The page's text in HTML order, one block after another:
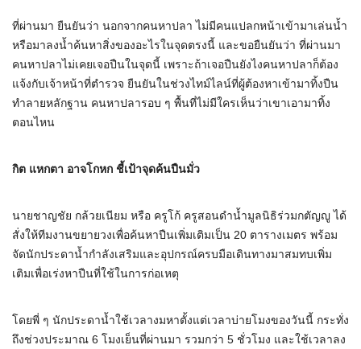
ที่ผ่านมา ยืนยันว่า นอกจากคนหาปลา ไม่มีคนแปลกหน้าเข้ามาเล่นน้ำ
หรือมาลงน้ำค้นหาสิ่งของอะไรในจุดตรงนี้ และขอยืนยันว่า ที่ผ่านมา
คนหาปลาไม่เคยเจอปืนในจุดนี้ เพราะถ้าเจอปืนยังไงคนหาปลาก็ต้อง
แจ้งกับเจ้าหน้าที่ตำรวจ ยืนยันในช่วงไทม์ไลน์ที่ผู้ต้องหาเข้ามาทิ้งปืน
ทำลายหลักฐาน คนหาปลารอบ ๆ พื้นที่ไม่มีใครเห็นว่าเขาเอามาทิ้ง
ตอนไหน
กิต แหกตา อาจโกหก ชี้เป้าจุดค้นปืนมั่ว
นายชาญชัย กล้วยเนียม หรือ ครูโก้ ครูสอนดำน้ำมูลนิธิร่วมกตัญญู ได้
สั่งให้ทีมงานขยายวงเพื่อค้นหาปืนเพิ่มเติมเป็น 20 ตารางเมตร พร้อม
จัดนักประดาน้ำกำลังเสริมและอุปกรณ์ครบมือเดินทางมาสมทบเพิ่ม
เติมเพื่อเร่งหาปืนที่ใช้ในการก่อเหตุ
โดยพี่ ๆ นักประดาน้ำใช้เวลางมหาตั้งแต่เวลาบ่ายโมงของวันนี้ กระทั่ง
ถึงช่วงประมาณ 6 โมงเย็นที่ผ่านมา รวมกว่า 5 ชั่วโมง และใช้เวลาลง